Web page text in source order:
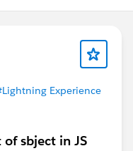
Experience
sbject in JS